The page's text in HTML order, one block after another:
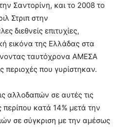
Σαντορίνη, και το 2008 το
Στριπ στην
διεθνείς επιτυχίες,
εικόνα της Ελλάδας στα
ταυτόχρονα ΑΜΕΣΑ
περιοχές που γυρίστηκαν.
αλλοδαπών σε αυτές τις
κατά 14% μετά την
σε σύγκριση με την αμέσως